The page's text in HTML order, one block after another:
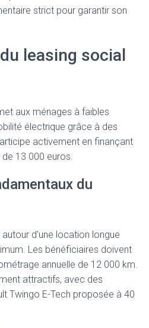
strict pour garantir son
leasing social
aux ménages à faibles
électrique grâce à des
activement en finançant
13 000 euros.
du
d'une location longue
Les bénéficiaires doivent
annuelle de 12 000 km.
attractifs, avec des
Twingo E-Tech proposée à 40